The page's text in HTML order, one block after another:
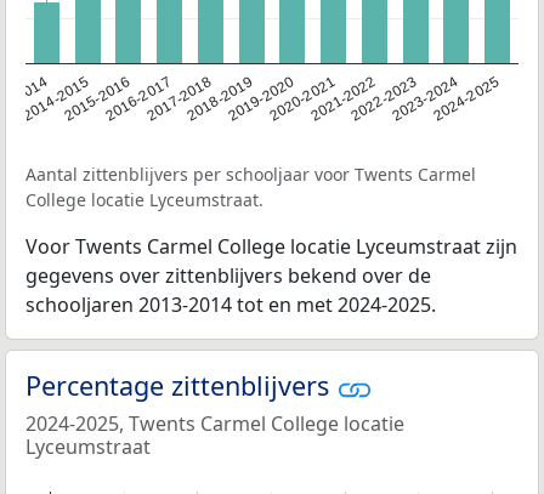
2014
2014-20152015-20162016-20172017-20182018-20192019-20202020-20212021-20222022-20232023-20242024-2025
Aantal zittenblijvers per schooljaar voor Twents Carmel
College locatie Lyceumstraat.
Voor Twents Carmel College locatie Lyceumstraat zijn
gegevens over zittenblijvers bekend over de
schooljaren 2013-2014 tot en met 2024-2025.
Percentage zittenblijvers
2024-2025, Twents Carmel College locatie
Lyceumstraat